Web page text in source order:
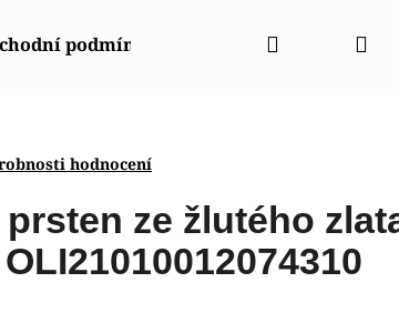
podmínky Napište námHledat
hodnocení
ze žlutého